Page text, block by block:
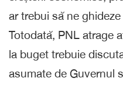
ar trebui să ne
Totodată, PNL atrage
la buget trebuie
asumate de Guvernul